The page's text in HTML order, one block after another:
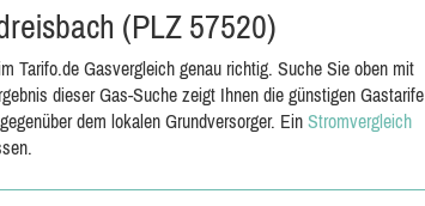
(PLZ 57520)
Tarifo.de Gasvergleich genau richtig. Suche Sie oben mit
dieser Gas-Suche zeigt Ihnen die günstigen Gastarife
dem lokalen Grundversorger. Ein Stromvergleich